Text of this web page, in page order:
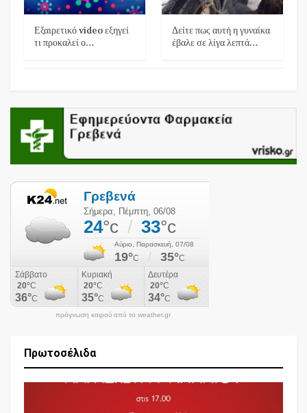
Εξαιρετικό video εξηγεί
τι προκαλεί ο…
Δείτε πως αυτή η γυναίκα
έβαλε σε λίγα λεπτά…
πρόγνωση καιρού από το weather.gr
Πρωτοσέλιδα